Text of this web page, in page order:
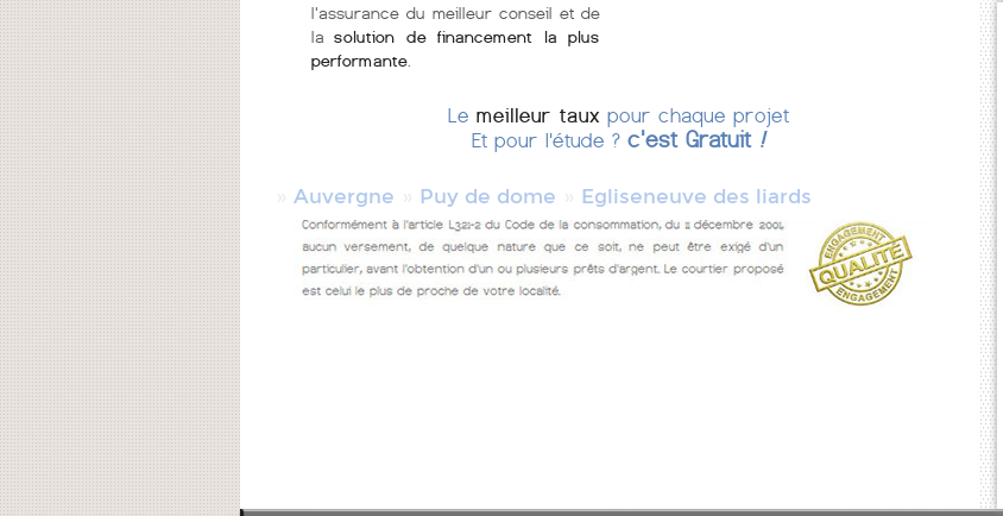
l'assurance du meilleur conseil et de
lasolution de financement la plus
performante
Le meilleur taux pour chaque projet
Et pour l'étude ?c'est Gratuit !
Auvergne Puy de dome Egliseneuve des liards